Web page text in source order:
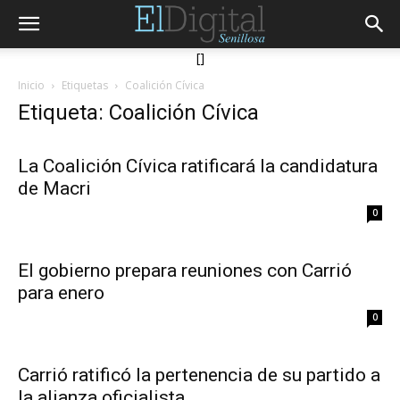
[]
Inicio Etiquetas Coalición Cívica
Etiqueta: Coalición Cívica
La Coalición Cívica ratificará la candidatura
de Macri
0
El gobierno prepara reuniones con Carrió
para enero
0
Carrió ratificó la pertenencia de su partido a